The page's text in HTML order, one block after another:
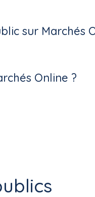
sur Marchés
Online ?